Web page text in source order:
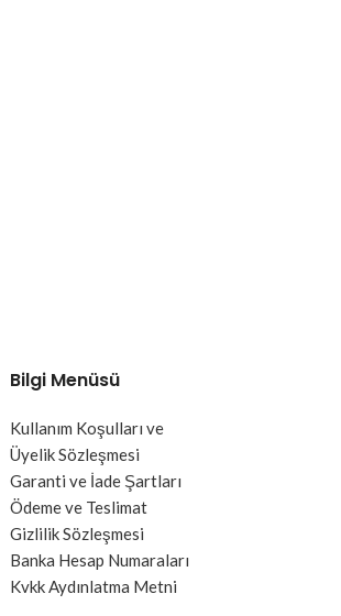
Bilgi Menüsü
Kullanım Koşulları ve
Üyelik Sözleşmesi
Garanti ve İade Şartları
Ödeme ve Teslimat
Gizlilik Sözleşmesi
Banka Hesap Numaraları
Kvkk Aydınlatma Metni